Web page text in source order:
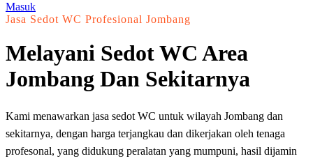
Masuk
Jasa Sedot WC Profesional Jombang
Melayani Sedot WC Area
Jombang Dan Sekitarnya
Kami menawarkan jasa sedot WC untuk wilayah Jombang dan
sekitarnya, dengan harga terjangkau dan dikerjakan oleh tenaga
profesonal, yang didukung peralatan yang mumpuni, hasil dijamin